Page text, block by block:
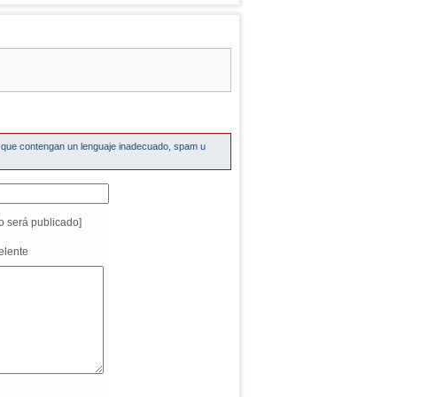
contengan un lenguaje inadecuado, spam u
será publicado]